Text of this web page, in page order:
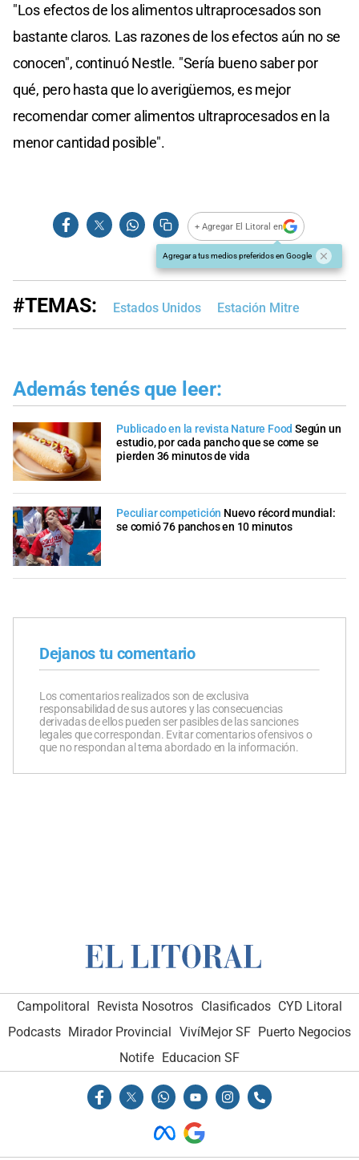
"Los efectos de los alimentos ultraprocesados son
bastante claros. Las razones de los efectos aún no se
conocen", continuó Nestle. "Sería bueno saber por
qué, pero hasta que lo averigüemos, es mejor
recomendar comer alimentos ultraprocesados en la
menor cantidad posible".
+ Agregar El Litoral en
Agregar a tus medios preferidos en Google
#TEMAS: Estados Unidos Estación Mitre
Además tenés que leer:
Publicado en la revista Nature Food Según un
estudio, por cada pancho que se come se
pierden 36 minutos de vida
Peculiar competición Nuevo récord mundial:
se comió 76 panchos en 10 minutos
Dejanos tu comentario
Los comentarios realizados son de exclusiva
responsabilidad de sus autores y las consecuencias
derivadas de ellos pueden ser pasibles de las sanciones
legales que correspondan. Evitar comentarios ofensivos o
que no respondan al tema abordado en la información.
Campolitoral Revista Nosotros Clasificados CYD Litoral
Podcasts Mirador Provincial VivíMejor SF Puerto Negocios
Notife
Educacion SF